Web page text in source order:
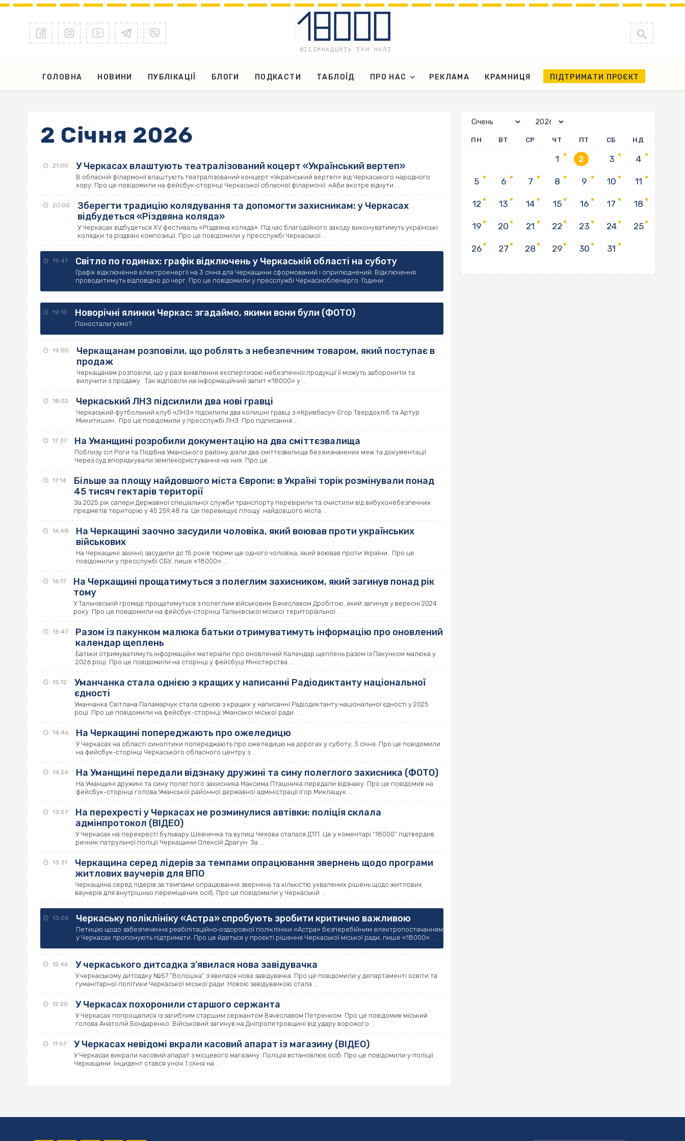
ГОЛОВНА НОВИНИ ПУБЛІКАЦІЇ БЛОГИ ПОДКАСТИ ТАБЛОЇД ПРО НАС РЕКЛАМА КРАМНИЦЯ ПІДТРИМАТИ ПРОЄКТ
2 Січня 2026
21:00 У Черкасах влаштують театралізований коцерт «Український вертеп»
В обласній філармонії влаштують театралізований концерт «Український вертеп» від Черкаського народного
хору. Про це повідомили на фейсбук‐сторінці Черкаської обласної філармонії. «Аби вкотре відчути ...
20:00
Зберегти традицію колядування та допомогти захисникам: у Черкасах
відбудеться «Різдвяна коляда»
У Черкасах відбудеться XV фестиваль «Різдвяна коляда». Під час благодійного заходу виконуватимуть українські
колядки та різдвяні композиції. Про це повідомили у пресслужбі Черкаської ...
19:47 Світло по годинах: графік відключень у Черкаській області на суботу
Графік відключення електроенергії на 3 січня для Черкащини сформований і оприлюднений. Відключення
проводитимуть відповідно до черг. Про це повідомили у пресслужбі Черкасиобленерго. Години ...
19:10 Новорічні ялинки Черкас: згадаймо, якими вони були (ФОТО)
Поностальгуємо?
19:00
Черкащанам розповіли, що роблять з небезпечним товаром, який поступає в
продаж
Черкащанам розповіли, що у разі виявлення експертизою небезпечної продукції її можуть заборонити та
вилучити з продажу. Так відповіли на інформаційний запит «18000» у ...
18:02 Черкаський ЛНЗ підсилили два нові гравці
Черкаський футбольний клуб «ЛНЗ» підсилили два колишні гравці з «Кривбасу» Єгор Твердохліб та Артур
Микитишин. Про це повідомили у пресслужбі ЛНЗ. Про підписання ...
17:37 На Уманщині розробили документацію на два сміттєзвалища
Поблизу сіл Роги та Подібна Уманського району діяли два сміттєзвалища без визначених меж та документації.
Через суд впорядкували землекористування на них. Про це ...
17:14
Більше за площу найдовшого міста Європи: в Україні торік розмінували понад
45 тисяч гектарів території
За 2025 рік сапери Державної спеціальної служби транспорту перевірили та очистили від вибухонебезпечних
предметів територію у 45 259,48 га. Це перевищує площу найдовшого міста ...
16:48
На Черкащині заочно засудили чоловіка, який воював проти українських
військових
На Черкащині заочно засудили до 15 років тюрми ще одного чоловіка, який воював проти України. Про це
повідомили у пресслужбі СБУ, пише «18000». ...
16:17
На Черкащині прощатимуться з полеглим захисником, який загинув понад рік
тому
У Тальнівській громаді прощатимуться з полеглим військовим Вячеславом Дробітою, який загинув у вересні 2024
року. Про це повідомили на фейсбук‐сторінці Тальнівської міської територіальної ...
15:47
Разом із пакунком малюка батьки отримуватимуть інформацію про оновлений
календар щеплень
Батьки отримуватимуть інформаційні матеріали про оновлений Календар щеплень разом із Пакунком малюка у
2026 році. Про це повідомили на сторінці у фейсбуці Міністерства ...
15:12
Уманчанка стала однією з кращих у написанні Радіодиктанту національної
єдності
Уманчанка Світлана Паламарчук стала однією з кращих у написанні Радіодиктанту національної єдності у 2025
році. Про це повідомили на фейсбук-сторінці Уманської міської ради. ...
14:46 На Черкащині попереджають про ожеледицю
У Черкасах на області синоптики попереджають про ожеледицю на дорогах у суботу, 3 січня. Про це повідомили
на фейсбук-сторінці Черкаського обласного центру з ...
14:24 На Уманщині передали відзнаку дружині та сину полеглого захисника (ФОТО)
На Уманщині дружині та сину полеглого захисника Максима Пташника передали відзнаку. Про це повідомив на
фейсбук-сторінці голова Уманської районної державної адміністрації Ігор Миклащук. ...
13:57
На перехресті у Черкасах не розминулися автівки: поліція склала
адмінпротокол (ВІДЕО)
У Черкасах на перехресті бульвару Шевченка та вулиці Чехова сталася ДТП. Це у коментарі “18000” підтвердив
речник патрульної поліції Черкащини Олексій Драгун. За ...
13:31
Черкащина серед лідерів за темпами опрацювання звернень щодо програми
житлових ваучерів для ВПО
Черкащина серед лідерів за темпами опрацювання звернень та кількістю ухвалених рішень щодо житлових
ваучерів для внутрішньо переміщених осіб. Про це повідомили у Черкаській ...
13:06 Черкаську поліклініку «Астра» спробують зробити критично важливою
Петицію щодо забезпечення реабілітаційно‐оздоровчої поліклініки «Астра» безперебійним електропостачанням
у Черкасах пропонують підтримати. Про це йдеться у проєкті рішення Черкаської міської ради, пише «18000». ...
12:46 У черкаського дитсадка з’явилася нова завідувачка
У черкаському дитсадку №57 “Волошка” з’явилася нова завідувачка. Про це повідомили у департаменті освіти та
гуманітарної політики Черкаської міської ради. Новою завідувачкою стала ...
12:20 У Черкасах похоронили старшого сержанта
У Черкасах попрощалися із загиблим старшим сержантом Вячеславом Петренком. Про це повідомив міський
голова Анатолій Бондаренко. Військовий загинув на Дніпропетровщині від удару ворожого ...
11:57 У Черкасах невідомі вкрали касовий апарат із магазину (ВІДЕО)
У Черкасах викрали касовий апарат з місцевого магазину. Поліція встановлює осіб. Про це повідомили у поліції
Черкащини. Інцидент стався уночі 1 січня на ...
ПН ВТ СР ЧТ ПТ СБ НД
1 2 3 4
5 6 7 8 9 10 11
12 13 14 15 16 17 18
19 20 21 22 23 24 25
26 27 28 29 30 31